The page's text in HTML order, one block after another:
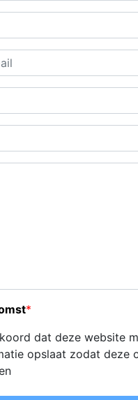
*
dat deze website
opslaat zodat deze